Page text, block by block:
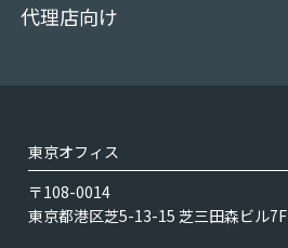
代理店向け
東京オフィス
〒108-0014
東京都港区芝5-13-15 芝三田森ビル7F